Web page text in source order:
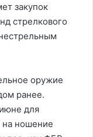
закупок
стрелкового
оружие
ранее.
для
ношение